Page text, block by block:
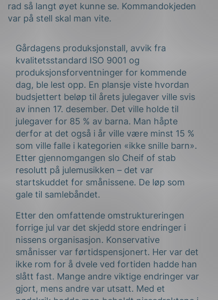
rad så langt øyet kunne se. Kommandokjeden
var på stell skal man vite.
Gårdagens produksjonstall, avvik fra
kvalitetsstandard ISO 9001 og
produksjonsforventninger for kommende
dag, ble lest opp. En plansje viste hvordan
budsjettert beløp til årets julegaver ville svis
av innen 17. desember. Det ville holde til
julegaver for 85 % av barna. Man håpte
derfor at det også i år ville være minst 15 %
som ville falle i kategorien «ikke snille barn».
Etter gjennomgangen slo Cheif of stab
resolutt på julemusikken – det var
startskuddet for smånissene. De løp som
gale til samlebåndet.
Etter den omfattende omstruktureringen
forrige jul var det skjedd store endringer i
nissens organisasjon. Konservative
smånisser var førtidspensjonert. Her var det
ikke rom for å dvele ved fortiden hadde han
slått fast. Mange andre viktige endringer var
gjort, mens andre var utsatt. Med et